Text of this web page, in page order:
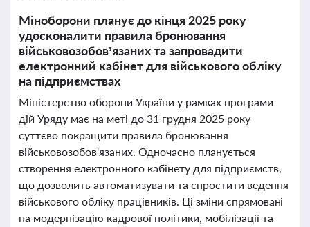
Міноборони планує до кінця 2025 року
удосконалити правила бронювання
військовозобов’язаних та запровадити
електронний кабінет для військового обліку
на підприємствах
Міністерство оборони України у рамках програми
дій Уряду має на меті до 31 грудня 2025 року
суттєво покращити правила бронювання
військовозобов'язаних. Одночасно планується
створення електронного кабінету для підприємств,
що дозволить автоматизувати та спростити ведення
військового обліку працівників. Ці зміни спрямовані
на модернізацію кадрової політики, мобілізації та